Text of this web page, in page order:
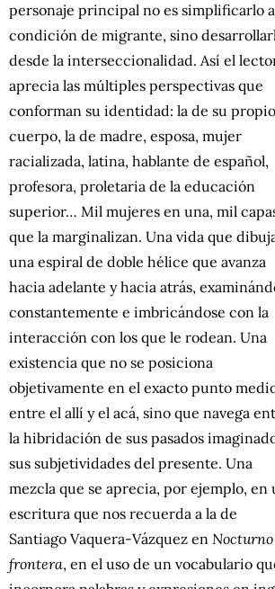
personaje principal no es simplificarlo
condición de migrante, sino
desde la interseccionalidad. Así el
aprecia las múltiples perspectivas que
conforman su identidad: la de su propio
cuerpo, la de madre, esposa, mujer
racializada, latina, hablante de español,
profesora, proletaria de la educación
superior… Mil mujeres en una, mil
que la marginalizan. Una vida que
una espiral de doble hélice que avanza
hacia adelante y hacia atrás,
constantemente e imbricándose con la
interacción con los que le rodean. Una
existencia que no se posiciona
objetivamente en el exacto punto
entre el allí y el acá, sino que navega
la hibridación de sus pasados
sus subjetividades del presente. Una
mezcla que se aprecia, por ejemplo, en
escritura que nos recuerda a la de
Santiago Vaquera-Vázquez en Nocturno
frontera, en el uso de un vocabulario